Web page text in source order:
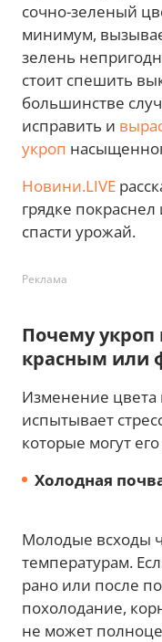
сочно-зеленый
минимум,
зелень
стоит спешить
большинстве
исправить и
укроп
Новини.LIVE
грядке
спасти урожай.
Реклама
Почему укроп
красным или
Изменение цвета
испытывает
которые могут
Холодная
Молодые всходы
температурам.
рано или после
похолодание,
не может